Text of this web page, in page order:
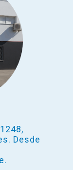
Desde